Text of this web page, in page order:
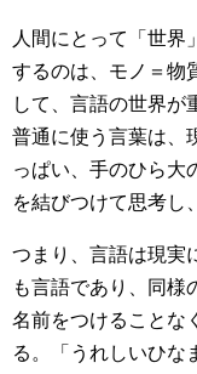
人間にとって「世界
するのは、モノ＝物
して、言語の世界が
普通に使う言葉は、
っぱい、手のひら大
を結びつけて思考し
つまり、言語は現実
も言語であり、同様
名前をつけることな
る。「うれしいひな